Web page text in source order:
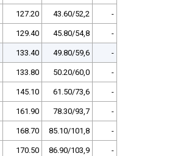
127.20 43.60/52,2 -
129.40 45.80/54,8 -
133.40 49.80/59,6 -
133.80 50.20/60,0 -
145.10 61.50/73,6 -
161.90 78.30/93,7 -
168.70 85.10/101,8 -
170.50 86.90/103,9 -